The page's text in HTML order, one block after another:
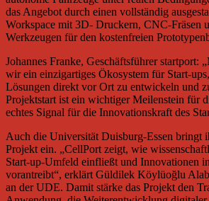
das Angebot durch einen vollständig
Workspace mit 3D- Druckern, CNC-Fräsen
Werkzeugen für den kostenfreien
Johannes Franke, Geschäftsführer startport:
wir ein einzigartiges Ökosystem für Start-
Lösungen direkt vor Ort zu entwickeln und
Projektstart ist ein wichtiger Meilenstein für
echtes Signal für die Innovationskraft des
Auch die Universität Duisburg-Essen bringt
Projekt ein. „CellPort zeigt, wie
Start-up-Umfeld einfließt und Innovationen
vorantreibt“, erklärt Güldilek Köylüoğlu
an der UDE. Damit stärke das Projekt den